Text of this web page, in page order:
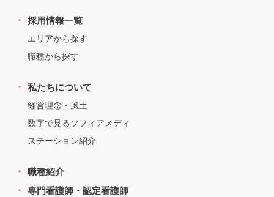
採用情報一覧
エリアから探す
職種から探す
私たちについて
経営理念・風土
数字で見るソフィアメディ
ステーション紹介
職種紹介
専門看護師・認定看護師